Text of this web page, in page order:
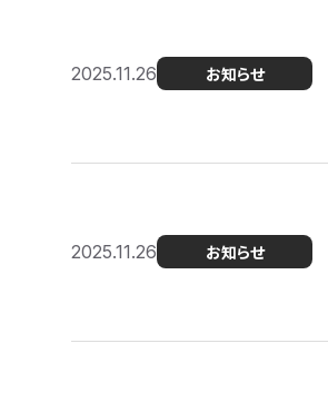
2025.11.26 お知らせ
2025.11.26 お知らせ